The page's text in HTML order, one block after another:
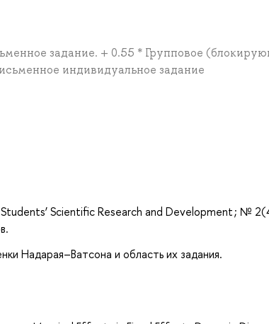
задание. + 0.55 * Групповое
индивидуальное задание
Scientific Research and Development ; №
Надарая–Ватсона и область их задания.